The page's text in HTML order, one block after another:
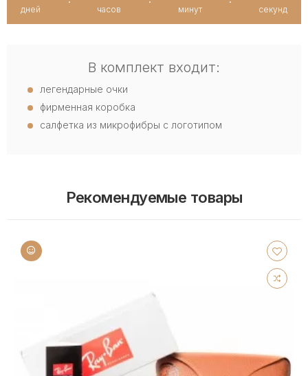
дней часов минут секунд
В комплект входит:
легендарные очки
фирменная коробка
салфетка из микрофибры с логотипом
Рекомендуемые товары